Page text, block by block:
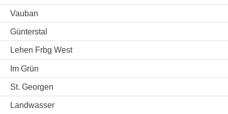
Vauban
Günterstal
Lehen Frbg West
Im Grün
St. Georgen
Landwasser